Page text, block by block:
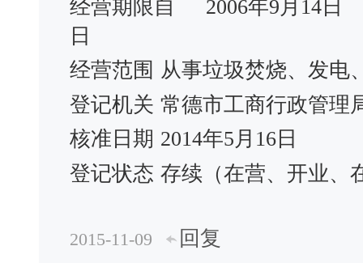
经营期限自
2006年9月14日
日
经营范围 从事垃圾焚烧、发电
登记机关 常德市工商行政管理
核准日期 2014年5月16日
登记状态 存续（在营、开业、
2015-11-09
回复